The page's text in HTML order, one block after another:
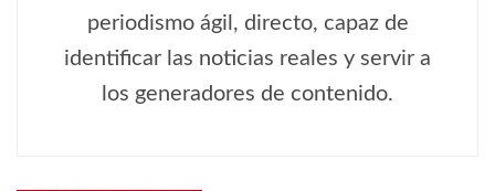
periodismo ágil, directo, capaz de
identificar las noticias reales y servir a
los generadores de contenido.